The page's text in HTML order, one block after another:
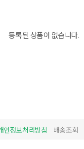
등록된 상품이 없습니다.
인정보처리방침 배송조회